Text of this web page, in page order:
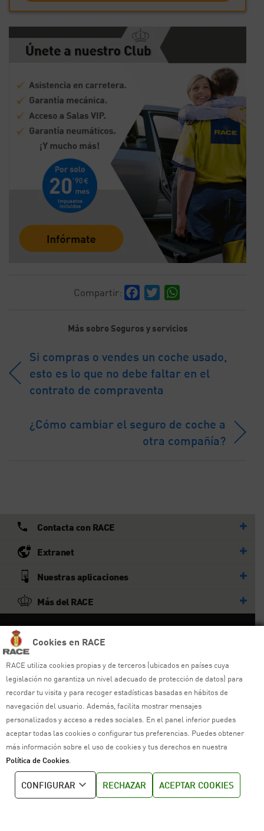
Cookies en RACE
RACE utiliza cookies propias y de terceros (ubicados en países cuya
legislación no garantiza un nivel adecuado de protección de datos) para
recordar tu visita y para recoger estadísticas basadas en hábitos de
navegación del usuario. Además, facilita mostrar mensajes
personalizados y acceso a redes sociales. En el panel inferior puedes
aceptar todas las cookies o configurar tus preferencias. Puedes obtener
más información sobre el uso de cookies y tus derechos en nuestra
Política de Cookies
CONFIGURAR RECHAZAR ACEPTAR COOKIES
Compartir: Facebook
Twitter
Más sobre Seguros y servicios
Si compras o vendes un coche usado,
esto es lo que no debe faltar en el
contrato de compraventa
¿Cómo cambiar el seguro de coche a
otra compañía?
Contacta con RACE
Extranet
Nuestras aplicaciones
Más del RACE
© RACE
Todos los derechos reservados
Ayuda y sitemap
Aviso legal
Política de privacidad
Política de venta